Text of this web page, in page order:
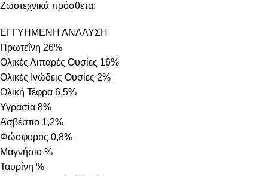
Ζωοτεχνικά πρόσθετα:
ΕΓΓΥΗΜΕΝΗ ΑΝΑΛΥΣΗ
Πρωτεΐνη 26%
Ολικές Λιπαρές Ουσίες 16%
Ολικές Ινώδεις Ουσίες 2%
Ολική Τέφρα 6,5%
Υγρασία 8%
Ασβέστιο 1,2%
Φώσφορος 0,8%
Μαγνήσιο %
Ταυρίνη %